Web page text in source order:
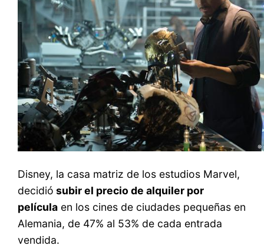
Disney, la casa matriz de los estudios Marvel,
decidió subir el precio de alquiler por
película en los cines de ciudades pequeñas en
Alemania, de 47% al 53% de cada entrada
vendida.